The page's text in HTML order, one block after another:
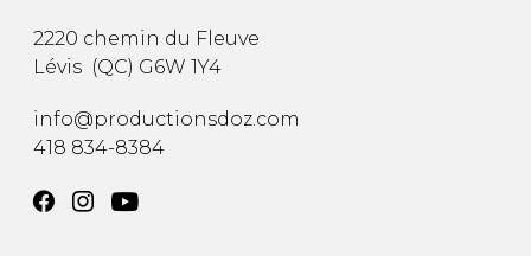
2220 chemin du Fleuve
Lévis (QC) G6W 1Y4
info@productionsdoz.com
418 834-8384